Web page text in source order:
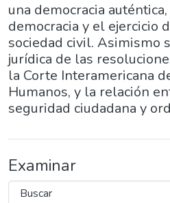
una democracia
democracia y el ejercicio
sociedad civil. Asimismo
jurídica de las
la Corte Interamericana
Humanos, y la relación
seguridad ciudadana y
Examinar